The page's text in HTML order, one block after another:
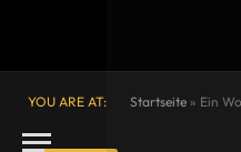
YOU ARE AT: Startseite » Ein Wolf ist